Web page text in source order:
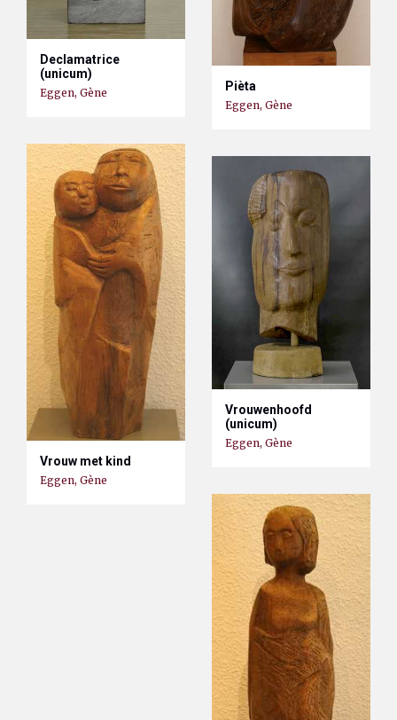
Declamatrice
(unicum)
Eggen, Gène Pièta
Eggen, Gène
Vrouw met kind
Eggen, Gène
Vrouwenhoofd
(unicum)
Eggen, Gène